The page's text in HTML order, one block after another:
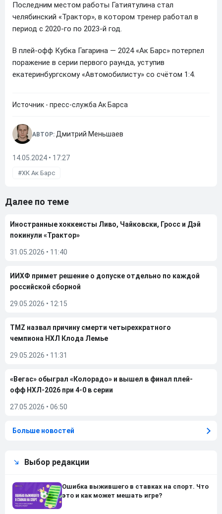
Последним местом работы Гатиятулина стал
челябинский «Трактор», в котором тренер работал в
период с 2020-го по 2023-й год.
В плей-офф Кубка Гагарина — 2024 «Ак Барс» потерпел
поражение в серии первого раунда, уступив
екатеринбургскому «Автомобилисту» со счётом 1:4.
Источник - пресс-служба Ак Барса
АВТОР: Дмитрий Меньшаев
14.05.2024 • 17:27
ХК Ак Барс
Далее по теме
Иностранные хоккеисты Ливо, Чайковски, Гросс и Дэй
покинули «Трактор»
31.05.2026 • 11:40
ИИХФ примет решение о допуске отдельно по каждой
российской сборной
29.05.2026 • 12:15
TMZ назвал причину смерти четырехкратного
чемпиона НХЛ Клода Лемье
29.05.2026 • 11:31
«Вегас» обыграл «Колорадо» и вышел в финал плей-
офф НХЛ-2026 при 4-0 в серии
27.05.2026 • 06:50
Больше новостей
Выбор редакции
Ошибка выжившего в ставках на спорт. Что
это и как может мешать игре?